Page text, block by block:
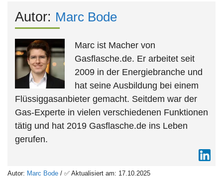
Autor: Marc Bode
Marc ist Macher von
Gasflasche.de. Er arbeitet seit
2009 in der Energiebranche und
hat seine Ausbildung bei einem
Flüssiggasanbieter gemacht. Seitdem war der
Gas-Experte in vielen verschiedenen Funktionen
tätig und hat 2019 Gasflasche.de ins Leben
gerufen.
Autor: Marc Bode / ✅ Aktualisiert am: 17.10.2025